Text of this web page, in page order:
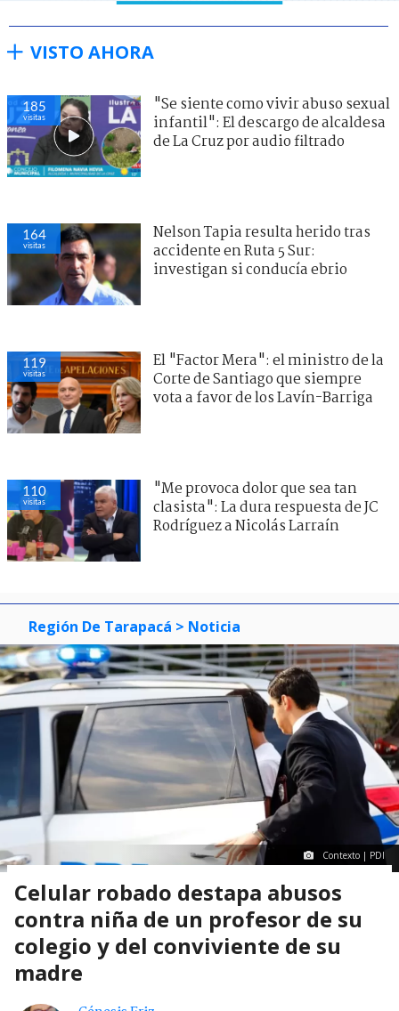
VISTO AHORA
185
visitas
"Se siente como vivir abuso sexual
infantil": El descargo de alcaldesa
de La Cruz por audio filtrado
164
visitas
Nelson Tapia resulta herido tras
accidente en Ruta 5 Sur:
investigan si conducía ebrio
119
visitas
El "Factor Mera": el ministro de la
Corte de Santiago que siempre
vota a favor de los Lavín-Barriga
110
visitas
"Me provoca dolor que sea tan
clasista": La dura respuesta de JC
Rodríguez a Nicolás Larraín
Región De Tarapacá > Noticia
Contexto | PDI
Celular robado destapa abusos
contra niña de un profesor de su
colegio y del conviviente de su
madre